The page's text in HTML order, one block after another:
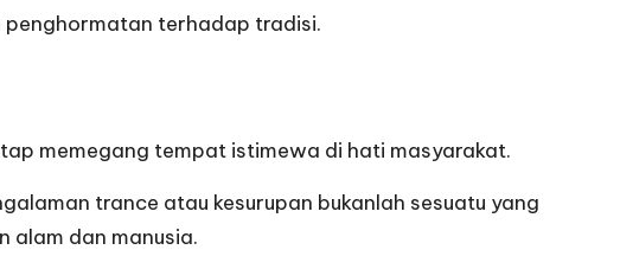
penghormatan terhadap tradisi.
memegang tempat istimewa di hati masyarakat.
trance atau kesurupan bukanlah sesuatu yang
alam dan manusia.